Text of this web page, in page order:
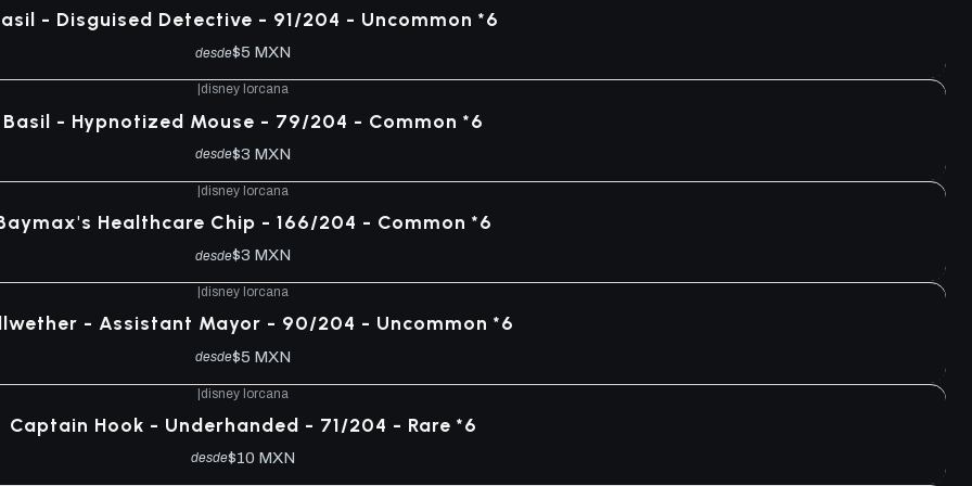
- Disguised Detective - 91/204 - Uncommon *6
desde$5 MXN
disney lorcana
Basil - Hypnotized Mouse - 79/204 - Common *6
desde$3 MXN
|disney lorcana
Healthcare Chip - 166/204 - Common *6
desde$3 MXN
disney lorcana
- Assistant Mayor - 90/204 - Uncommon *6
desde$5 MXN
|disney lorcana
Captain Hook - Underhanded - 71/204 - Rare *6
desde$10 MXN